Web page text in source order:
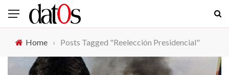
Home › Posts Tagged "Reelección Presidencial"